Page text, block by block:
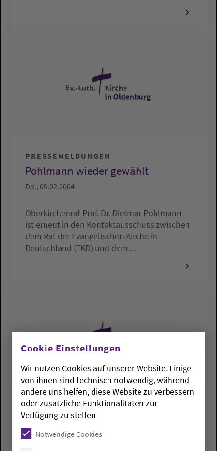
PRESSEMELDUNGEN
Pohlmann wieder gewählt
Do., 05.02.2004
Oberkirchenrat Prof. Dr. Dietmar Pohlmann
ist erneut in den Kontaktausschuss zwischen
dem Rat der Evangelischen Kirche in
Deutschland (EKD) und dem…
PRESSEMELDUNGEN
Musik als Ausdruck christlichen
Glaubens  Vortrag und Konzert
Cookie Einstellungen
Wir nutzen Cookies auf unserer Website. Einige
von ihnen sind technisch notwendig, während
andere uns helfen, diese Website zu verbessern
oder zusätzliche Funktionalitäten zur
Verfügung zu stellen
Notwendige Cookies